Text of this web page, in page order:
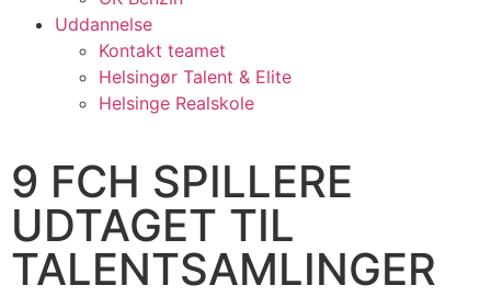
Uddannelse
Kontakt teamet
Helsingør Talent & Elite
Helsinge Realskole
9 FCH SPILLERE
UDTAGET TIL
TALENTSAMLINGER